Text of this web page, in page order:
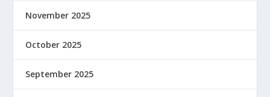
November 2025
October 2025
September 2025